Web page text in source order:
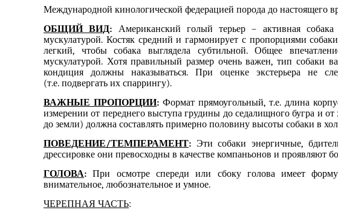
Международной кинологической федерацией порода до настоящего
ОБЩИЙ ВИД: Американский голый терьер – активная
мускулатурой. Костяк средний и гармонирует с пропорциями собаки
легкий, чтобы собака выглядела субтильной.Общее
мускулатурой. Хотяправильный размер очень важен,тип собаки
кондиция должны наказываться. При оценке экстерьера не
(т.е. подвергать их спаррингу).
ВАЖНЫЕ ПРОПОРЦИИ:Формат прямоугольный, т.е. длина
измерении от переднего выступа грудины до седалищного бугра и
до земли) должна составлять примерно половину высоты собаки в
ПОВЕДЕНИЕ/ТЕМПЕРАМЕНТ: Эти собаки энергичные,
дрессировке они превосходны в качестве компаньонов и проявляют
ГОЛОВА:При осмотре спереди или сбоку голова имеет
внимательное, любознательное и умное.
ЧЕРЕПНАЯ ЧАСТЬ: